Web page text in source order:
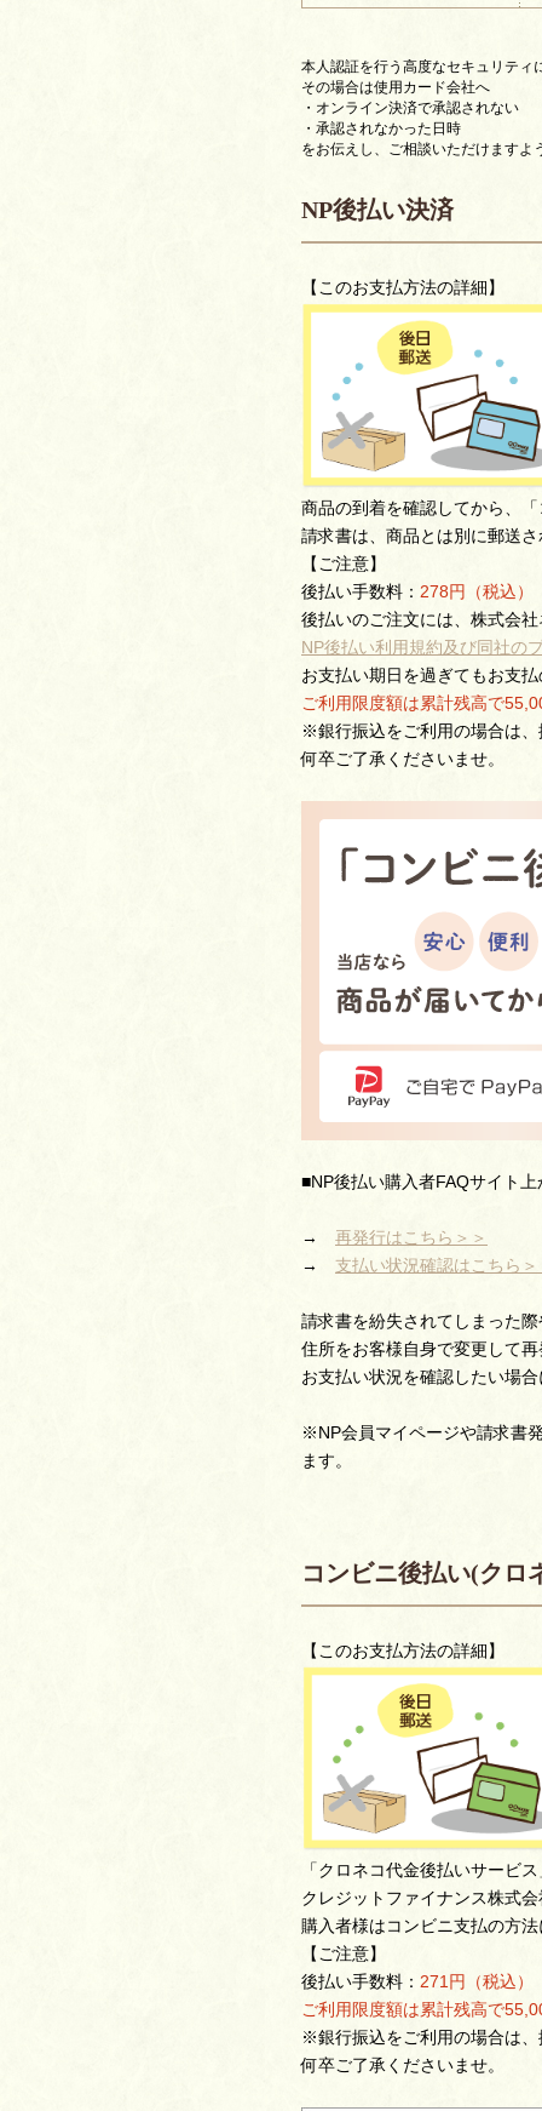
本人認証を行う高度なセキュリティ
その場合は使用カード会社へ
・オンライン決済で承認されない
・承認されなかった日時
をお伝えし、ご相談いただけます
NP後払い決済
【このお支払方法の詳細】
商品の到着を確認してから、
請求書は、商品とは別に郵送
【ご注意】
後払い手数料： 278円（税込）
後払いのご注文には、株式会
NP後払い利用規約及び同社の
お支払い期日を過ぎてもお支
ご利用限度額は累計残高で
※銀行振込をご利用の場合は
何卒ご了承くださいませ。
■NP後払い購入者FAQサイト
→ 再発行はこちら＞＞
→ 支払い状況確認はこちら＞
請求書を紛失されてしまった
住所をお客様自身で変更して
お支払い状況を確認したい場
※NP会員マイページや請求書
ます。
コンビニ後払い(クロ
【このお支払方法の詳細】
「クロネコ代金後払いサービ
クレジットファイナンス株式
購入者様はコンビニ支払の方
【ご注意】
後払い手数料： 271円（税込）
ご利用限度額は累計残高で
※銀行振込をご利用の場合は
何卒ご了承くださいませ。